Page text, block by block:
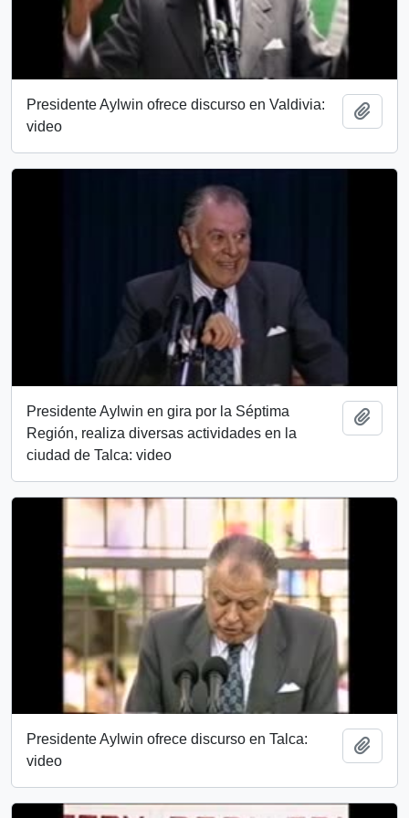
Presidente Aylwin ofrece discurso en Valdivia:
video
Presidente Aylwin en gira por la Séptima
Región, realiza diversas actividades en la
ciudad de Talca: video
Presidente Aylwin ofrece discurso en Talca:
video